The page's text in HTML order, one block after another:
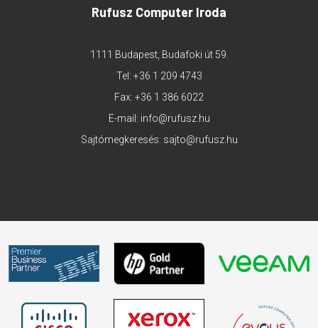
Rufusz Computer Iroda
1111 Budapest, Budafoki út 59.
Tel: +36 1 209 4743
Fax: +36 1 386 6022
E-mail: info@rufusz.hu
Sajtómegkeresés: sajto@rufusz.hu